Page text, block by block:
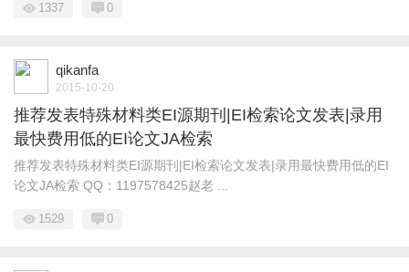
1337 0
qikanfa
2015-10-20
推荐发表特殊材料类EI源期刊|EI检索论文发表|录用
最快费用低的EI论文JA检索
推荐发表特殊材料类EI源期刊|EI检索论文发表|录用最快费用低的EI
论文JA检索 QQ：1197578425赵老 ...
1529 0